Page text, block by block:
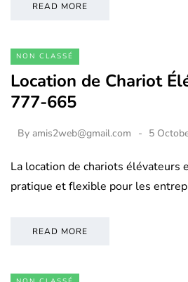
READ MORE
NON CLASSÉ
Location de Chariot
777-665
By amis2web@gmail.com 5
La location de chariots élévateurs
pratique et flexible pour les
READ MORE